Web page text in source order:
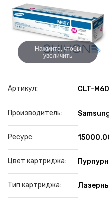
Нажмите, чтобы
увеличить
Артикул: CLT-
Производитель:
Ресурс:
Цвет картриджа:
Тип картриджа: